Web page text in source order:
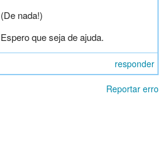
(De nada!)
Espero que seja de ajuda.
responder
Reportar erro